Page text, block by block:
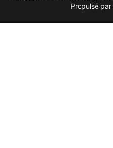
Propulsé par